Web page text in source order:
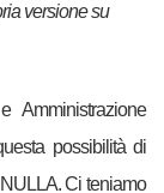
versione su
possibilità di
Ci teniamo